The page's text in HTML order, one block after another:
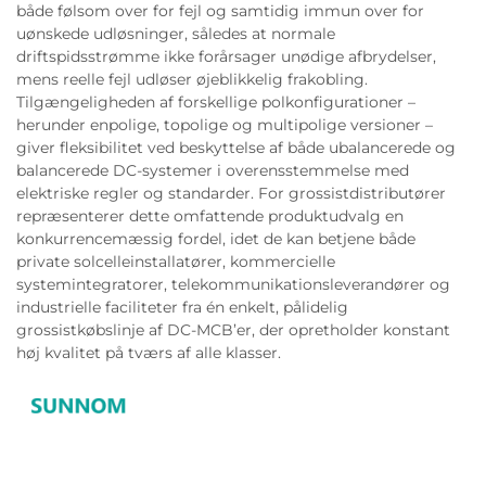
både følsom over for fejl og samtidig immun over for
uønskede udløsninger, således at normale
driftspidsstrømme ikke forårsager unødige afbrydelser,
mens reelle fejl udløser øjeblikkelig frakobling.
Tilgængeligheden af forskellige polkonfigurationer –
herunder enpolige, topolige og multipolige versioner –
giver fleksibilitet ved beskyttelse af både ubalancerede og
balancerede DC-systemer i overensstemmelse med
elektriske regler og standarder. For grossistdistributører
repræsenterer dette omfattende produktudvalg en
konkurrencemæssig fordel, idet de kan betjene både
private solcelleinstallatører, kommercielle
systemintegratorer, telekommunikationsleverandører og
industrielle faciliteter fra én enkelt, pålidelig
grossistkøbslinje af DC-MCB’er, der opretholder konstant
høj kvalitet på tværs af alle klasser.